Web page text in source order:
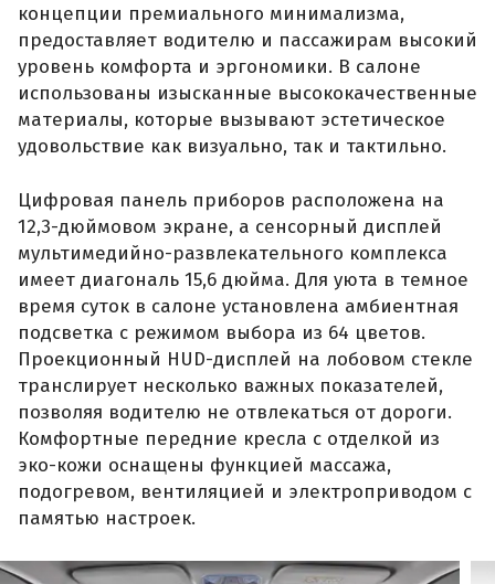
концепции премиального минимализма,
предоставляет водителю и пассажирам высокий
уровень комфорта и эргономики. В салоне
использованы изысканные высококачественные
материалы, которые вызывают эстетическое
удовольствие как визуально, так и тактильно.
Цифровая панель приборов расположена на
12,3-дюймовом экране, а сенсорный дисплей
мультимедийно-развлекательного комплекса
имеет диагональ 15,6 дюйма. Для уюта в темное
время суток в салоне установлена амбиентная
подсветка с режимом выбора из 64 цветов.
Проекционный HUD-дисплей на лобовом стекле
транслирует несколько важных показателей,
позволяя водителю не отвлекаться от дороги.
Комфортные передние кресла с отделкой из
эко-кожи оснащены функцией массажа,
подогревом, вентиляцией и электроприводом с
памятью настроек.